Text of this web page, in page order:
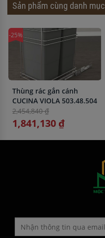
Sản phẩm cùng danh mục
-25%
Thùng rác gắn cánh
CUCINA VIOLA 503.48.504
2,454,840 ₫
1,841,130 ₫